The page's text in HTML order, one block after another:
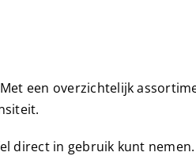
een overzichtelijk
direct in gebruik kunt